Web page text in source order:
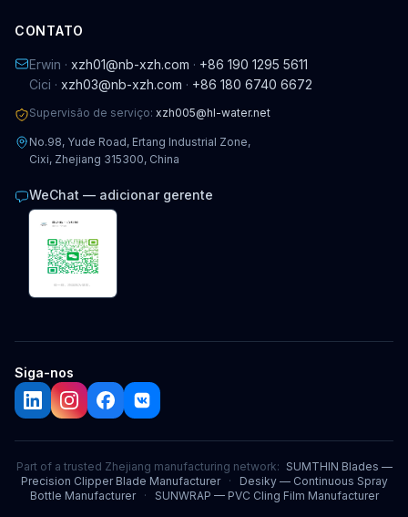
CONTATO
Erwin · xzh01@nb-xzh.com · +86 190 1295 5611
Cici · xzh03@nb-xzh.com · +86 180 6740 6672
Supervisão de serviço: xzh005@hl-water.net
No.98, Yude Road, Ertang Industrial Zone,
Cixi, Zhejiang 315300, China
WeChat — adicionar gerente
Siga-nos
Part of a trusted Zhejiang manufacturing network: SUMTHIN Blades —
Precision Clipper Blade Manufacturer
·
Desiky — Continuous Spray
Bottle Manufacturer
· SUNWRAP — PVC Cling Film Manufacturer